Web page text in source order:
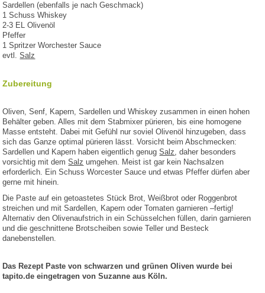
Sardellen (ebenfalls je nach Geschmack)
1 Schuss Whiskey
2-3 EL Olivenöl
Pfeffer
1 Spritzer Worchester Sauce
evtl.Salz
Zubereitung
Oliven, Senf, Kapern, Sardellen und Whiskey zusammen in einen hohen
Behälter geben. Alles mit dem Stabmixer pürieren, bis eine homogene
Masse entsteht. Dabei mit Gefühl nur soviel Olivenöl hinzugeben, dass
sich das Ganze optimal pürieren lässt. Vorsicht beim Abschmecken:
Sardellen und Kapern haben eigentlich genugSalz, daher besonders
vorsichtig mit demSalz umgehen. Meist ist gar kein Nachsalzen
erforderlich. Ein Schuss Worcester Sauce und etwas Pfeffer dürfen aber
gerne mit hinein.
Die Paste auf ein getoastetes Stück Brot, Weißbrot oder Roggenbrot
streichen und mit Sardellen, Kapern oder Tomaten garnieren –fertig!
Alternativ den Olivenaufstrich in ein Schüsselchen füllen, darin garnieren
und die geschnittene Brotscheiben sowie Teller und Besteck
danebenstellen.
Das Rezept Paste von schwarzen und grünen Oliven wurde bei
tapito.de eingetragen von Suzanne aus Köln.